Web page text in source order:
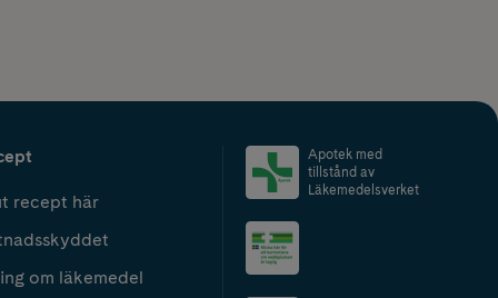
recept här
om läkemedel
Apotek med
tillstånd av
Läkemedelsverket